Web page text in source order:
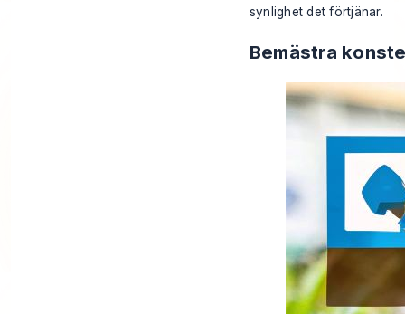
synlighet det förtjänar.
Bemästra